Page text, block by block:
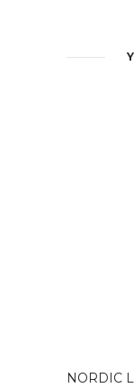
NORDIC